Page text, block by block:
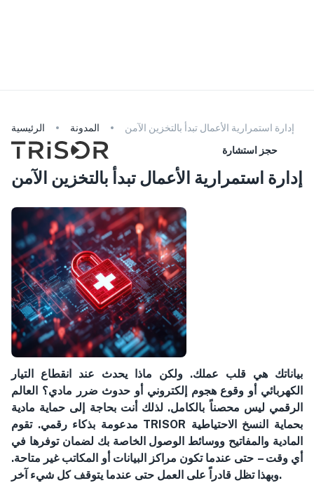
حجز استشارة
الرئيسية المدونة إدارة استمرارية الأعمال تبدأ بالتخزين الآمن
إدارة استمرارية الأعمال تبدأ بالتخزين الآمن
بياناتك هي قلب عملك. ولكن ماذا يحدث عند انقطاع التيار
الكهربائي أو وقوع هجوم إلكتروني أو حدوث ضرر مادي؟ العالم
الرقمي ليس محصناً بالكامل. لذلك أنت بحاجة إلى حماية مادية
مدعومة بذكاء رقمي. تقوم TRISOR بحماية النسخ الاحتياطية
المادية والمفاتيح ووسائط الوصول الخاصة بك لضمان توفرها في
أي وقت – حتى عندما تكون مراكز البيانات أو المكاتب غير متاحة.
وبهذا تظل قادراً على العمل حتى عندما يتوقف كل شيء آخر.